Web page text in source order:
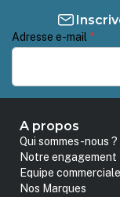
Adresse e-mail *
A propos
Qui sommes-nous ?
Notre engagement
Equipe commerciale
Nos Marques